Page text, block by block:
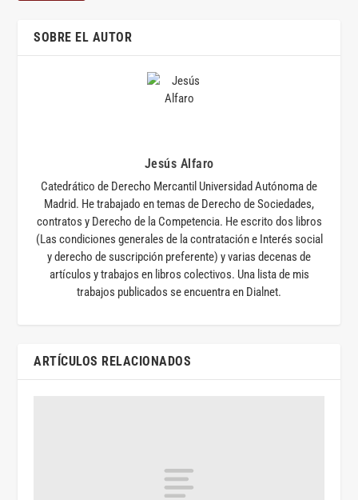
SOBRE EL AUTOR
Jesús Alfaro
Catedrático de Derecho Mercantil Universidad Autónoma de
Madrid. He trabajado en temas de Derecho de Sociedades,
contratos y Derecho de la Competencia. He escrito dos libros
(Las condiciones generales de la contratación e Interés social
y derecho de suscripción preferente) y varias decenas de
artículos y trabajos en libros colectivos. Una lista de mis
trabajos publicados se encuentra en Dialnet.
ARTÍCULOS RELACIONADOS